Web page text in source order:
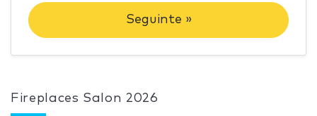
Seguinte »
Fireplaces Salon 2026